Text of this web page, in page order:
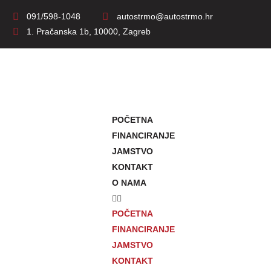
091/598-1048
autostrmo@autostrmo.hr
1. Pračanska 1b, 10000, Zagreb
POČETNA
FINANCIRANJE
JAMSTVO
KONTAKT
O NAMA
POČETNA
FINANCIRANJE
JAMSTVO
KONTAKT